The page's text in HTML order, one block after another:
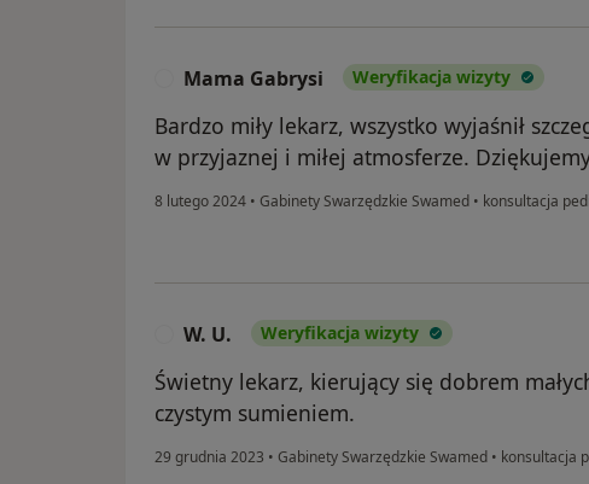
Mama Gabrysi Weryfikacja wizyty
Bardzo miły lekarz, wszystko wyjaśnił
w przyjaznej i miłej atmosferze.
8 lutego 2024 • Gabinety Swarzędzkie Swamed • konsultacja
W. U. Weryfikacja wizyty
Świetny lekarz, kierujący się dobrem
czystym sumieniem.
29 grudnia 2023 • Gabinety Swarzędzkie Swamed • konsultacja